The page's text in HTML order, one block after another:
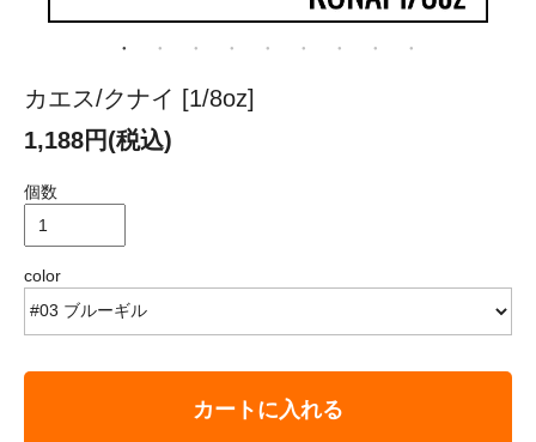
カエス/クナイ [1/8oz]
1,188円(税込)
個数
color
カートに入れる